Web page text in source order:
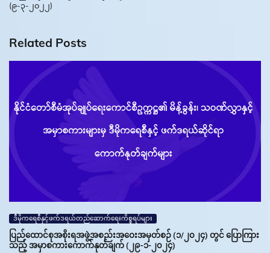
(၉-၃-၂၀၂၂)
Related Posts
ဒီမိုကရေစီနှင့်ဖက်ဒရယ်တည်ဆောက်‌ရေးကိစ္စရပ်များ
ပြည်ထောင်စုအစိုးရအဖွဲ့အစည်းအဝေးအမှတ်စဉ် (၁/၂၀၂၄) တွင် ပြောကြား
သည့် အမှာစကားကောက်နုတ်ချက် (၂၉-၁-၂၀၂၄)